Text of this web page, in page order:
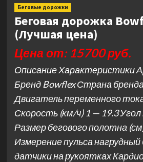
Беговые дорожки
Беговая дорожка
(Лучшая цена)
Цена от: 15700 руб.
Описание Характеристики
Бренд Bowflex Страна
Двигатель переменного тока
Скорость (км/ч) 1 — 19.3 Угол
Размер бегового полотна
Измерение пульса
датчики на рукоятках